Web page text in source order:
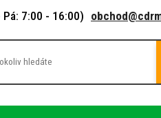
Pá: 7:00 - 16:00)